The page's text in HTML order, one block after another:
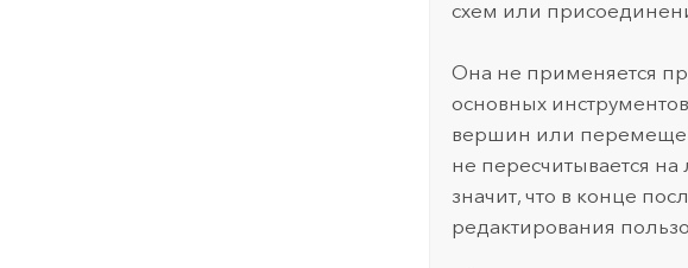
схем или
Она не применяется
основных
вершин или
не пересчитывается
значит, что в конце
редактирования